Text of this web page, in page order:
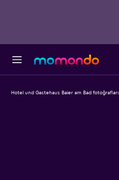
Hotel und Gastehaus Baier am Bad fotoğrafları